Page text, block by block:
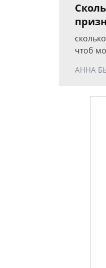
чтоб
АННА